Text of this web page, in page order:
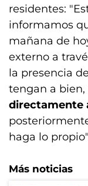
residentes:
informamos
mañana de
externo a
la presencia
tengan a bien,
directamente
haga lo
Más noticias